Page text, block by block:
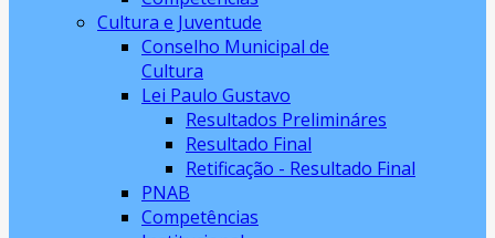
Cultura e Juventude
Conselho Municipal de
Cultura
Lei Paulo Gustavo
Resultados Prelimináres
Resultado Final
Retificação - Resultado Final
PNAB
Competências